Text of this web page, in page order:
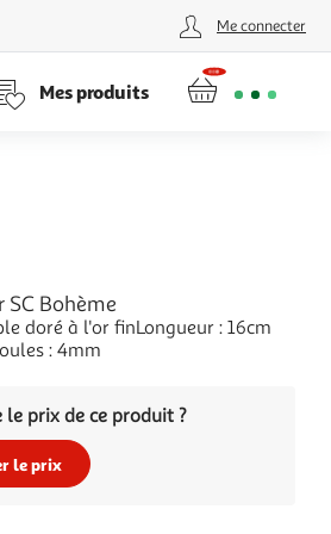
Me connecter
Mes produits
Bohème
doré à l'or finLongueur : 16cm
: 4mm
le prix de ce produit ?
le prix